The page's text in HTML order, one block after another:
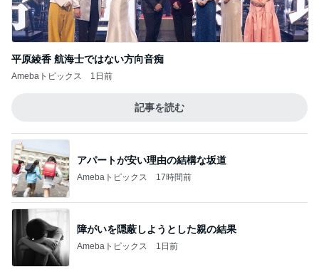
平原綾香 航海士ではない方向音痴
Amebaトピックス 1日前
記事を読む
アパートが安い理由の結構な坂道
Amebaトピックス 17時間前
障がいを隠蔽しようとした親の結果
Amebaトピックス 1日前